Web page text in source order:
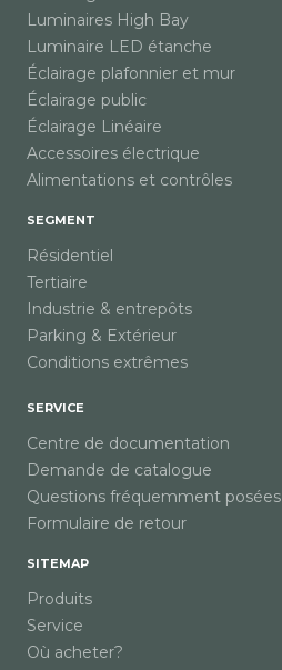
Luminaires High Bay
Luminaire LED étanche
Éclairage plafonnier et mur
Éclairage public
Éclairage Linéaire
Accessoires électrique
Alimentations et contrôles
SEGMENT
Résidentiel
Tertiaire
Industrie & entrepôts
Parking & Extérieur
Conditions extrêmes
SERVICE
Centre de documentation
Demande de catalogue
Questions fréquemment posées
Formulaire de retour
SITEMAP
Produits
Service
Où acheter?